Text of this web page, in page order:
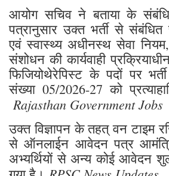
आयोग सचिव ने बताया के
पत्रानुसार उक्त भर्ती से संबंधित
एवं स्वास्थ्य अधीनस्थ सेवा
संशोधन की कार्यवाही
फिजियोथेरेपिस्ट के पदों पर
संख्या 05/2026-27 को
Rajasthan Government Jobs
उक्त विज्ञापन के तहत् वन टाइम
से ऑनलाईन आवेदन पत्र
अभ्यर्थियों से अन्य कोई आवेदन